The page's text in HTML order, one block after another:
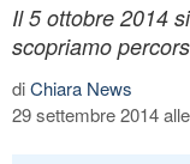
Il 5 ottobre 2014
scopriamo
diChiara News
29 settembre 2014